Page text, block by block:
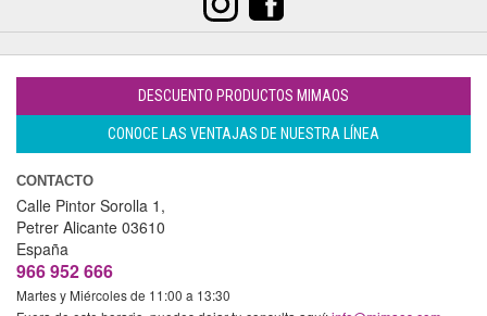
DESCUENTO PRODUCTOS MIMAOS
CONOCE LAS VENTAJAS DE NUESTRA LÍNEA
CONTACTO
Calle Pintor Sorolla 1,
Petrer Alicante 03610
España
966 952 666
Martes y Miércoles de 11:00 a 13:30